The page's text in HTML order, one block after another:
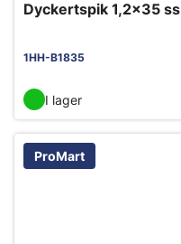
Dyckertspik 1,2x35 ss
1HH-B1835
I lager
ProMart